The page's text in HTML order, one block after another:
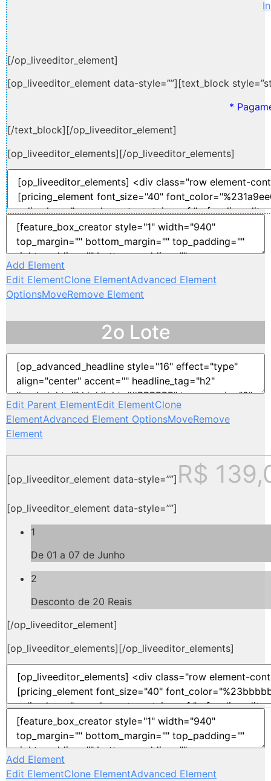
[/op_liveeditor_element]
[op_liveeditor_element data-style=””][text_block
*
[/text_block][/op_liveeditor_element]
[op_liveeditor_elements][/op_liveeditor_elements]
Add Element
Edit ElementClone ElementAdvanced Element
OptionsMoveRemove Element
2o Lote
Edit Parent ElementEdit ElementClone
ElementAdvanced Element OptionsMoveRemove
Element
[op_liveeditor_element data-style=””] R$
[op_liveeditor_element data-style=””]
1
De 01 a 07 de Junho
2
Desconto de 20 Reais
[/op_liveeditor_element]
[op_liveeditor_elements][/op_liveeditor_elements]
Add Element
Edit ElementClone ElementAdvanced Element